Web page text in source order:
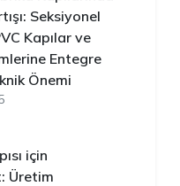
Seksiyonel
Kapılar ve
Entegre
Önemi
için
Üretim